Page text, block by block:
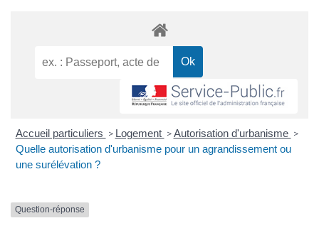
Accueil particuliers > Logement > Autorisation d'urbanisme >
Quelle autorisation d'urbanisme pour un agrandissement ou
une surélévation ?
Question-réponse